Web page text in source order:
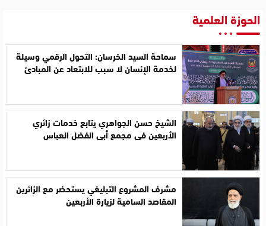
الحوزة العلمية
سماحة السيد الخرسان: التحول الرقمي وسيلة
لخدمة الإنسان لا سبب للابتعاد عن المبادئ
الشيخ حسن الجواهري يتابع خدمات زائري
الأربعين في مجمع أبي الفضل العباس
مشرف المشروع التبليغي يستحضر مع الزائرين
المقاصد السامية لزيارة الأربعين